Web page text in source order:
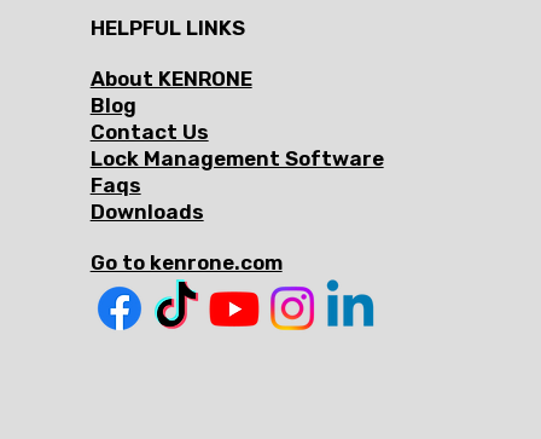
HELPFUL LINKS
About KENRONE
Blog
Contact Us
Lock Management Software
Faqs
Downloads
Go to kenrone.com